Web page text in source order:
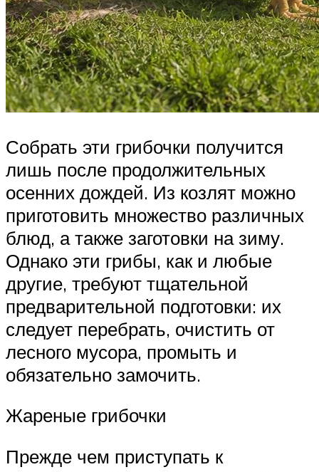
Собрать эти грибочки получится
лишь после продолжительных
осенних дождей. Из козлят можно
приготовить множество различных
блюд, а также заготовки на зиму.
Однако эти грибы, как и любые
другие, требуют тщательной
предварительной подготовки: их
следует перебрать, очистить от
лесного мусора, промыть и
обязательно замочить.
Жареные грибочки
Прежде чем приступать к